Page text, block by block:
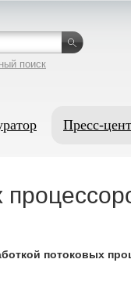
поиск
Пресс-
потоковых